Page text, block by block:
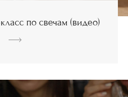
по свечам (видео)